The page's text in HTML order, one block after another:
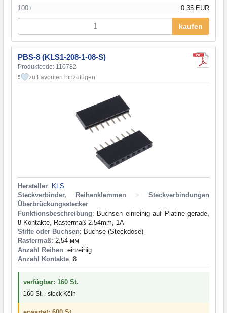
100+
0.35 EUR
kaufen
PBS-8 (KLS1-208-1-08-S)
Produktcode: 110782
5 zu Favoriten hinzufügen
Hersteller: KLS
Steckverbinder, Reihenklemmen
>
Steckverbindungen
Überbrückungsstecker
Funktionsbeschreibung: Buchsen einreihig auf Platine gerade,
8 Kontakte, Rastermaß 2.54mm, 1A
Stifte oder Buchsen: Buchse (Steckdose)
Rastermaß: 2,54 мм
Anzahl Reihen: einreihig
Anzahl Kontakte: 8
verfügbar: 160 St.
160 St. - stock Köln